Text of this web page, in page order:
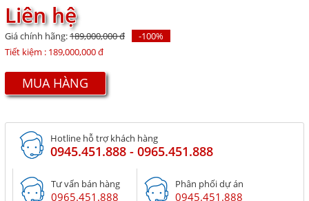
Liên hệ
Giá chính hãng:189,000,000 đ
-100%
Tiết kiệm : 189,000,000 đ
MUA HÀNG
Hotline hỗ trợ khách hàng
0945.451.888 - 0965.451.888
Tư vấn bán hàng
0965.451.888
Phân phối dự án
0945.451.888